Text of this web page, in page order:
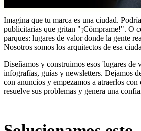
Imagina que tu marca es una ciudad.
publicitarias que gritan "¡Cómprame!". O
parques: lugares de valor donde la gente
Nosotros somos los arquitectos de esa
Diseñamos y construimos esos 'lugares de
infografías, guías y newsletters. Dejamos
con anuncios y empezamos a atraerlos
resuelve sus problemas y genera una